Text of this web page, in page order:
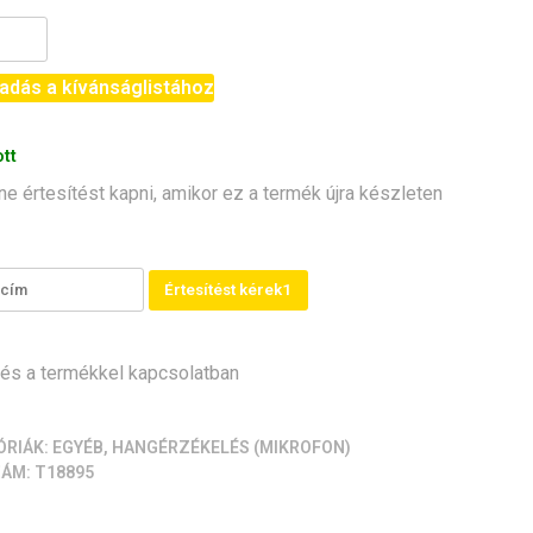
a kívánságlistához
értesítést kapni, amikor ez a termék újra készleten
Értesítést kérek1
a termékkel kapcsolatban
EGYÉB, HANGÉRZÉKELÉS (MIKROFON)
T18895